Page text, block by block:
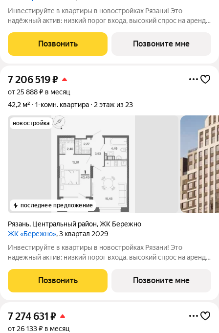
Инвестируйте в квартиры в новостройках Рязани! Это
надёжный актив: низкий порог входа, высокий спрос на аренду
Жилой квартал «Бережно» это проект класса Бизнес,
созданный с уважением к городу и
Позвонить Позвоните мне
7 206 519₽
от 25 888 ₽ в месяц
42,2 м²
1-комн. квартира 2 этаж из 23
новостройка
последнее предложение
Рязань, Центральный район,ЖК Бережно
ЖК «Бережно», 3 квартал 2029
Инвестируйте в квартиры в новостройках Рязани! Это
надёжный актив: низкий порог входа, высокий спрос на аренду
Жилой квартал «Бережно» это проект класса Бизнес,
созданный с уважением к городу и
Позвонить Позвоните мне
7 274 631 ₽
от 26 133 ₽ в месяц